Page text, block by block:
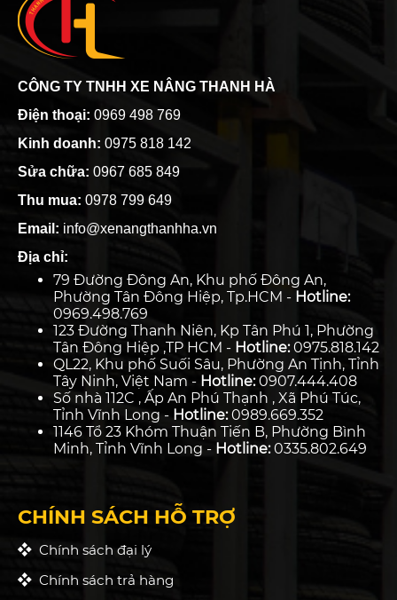
CÔNG TY TNHH XE NÂNG THANH HÀ
Điện thoại: 0969 498 769
Kinh doanh: 0975 818 142
Sửa chữa: 0967 685 849
Thu mua: 0978 799 649
Email: info@xenangthanhha.vn
Địa chỉ:
79 Đường Đông An, Khu phố Đông An,
Phường Tân Đông Hiệp, Tp.HCM - Hotline:
0969.498.769
123 Đường Thanh Niên, Kp Tân Phú 1, Phường
Tân Đông Hiệp ,TP HCM - Hotline:0975.818.142
QL22, Khu phố Suối Sâu, Phường An Tịnh, Tỉnh
Tây Ninh, Việt Nam - Hotline:0907.444.408
Số nhà 112C , Ấp An Phú Thạnh , Xã Phú Túc,
Tỉnh Vĩnh Long - Hotline:0989.669.352
1146 Tổ 23 Khóm Thuận Tiến B, Phường Bình
Minh, Tỉnh Vĩnh Long - Hotline:0335.802.649
CHÍNH SÁCH HỖ TRỢ
Chính sách đại lý
Chính sách trả hàng